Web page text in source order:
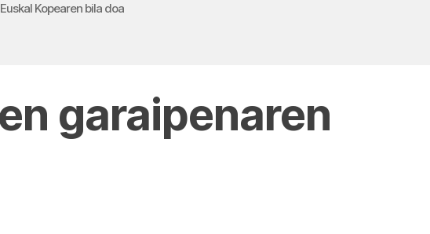
Kopearen bila doa
garaipenaren